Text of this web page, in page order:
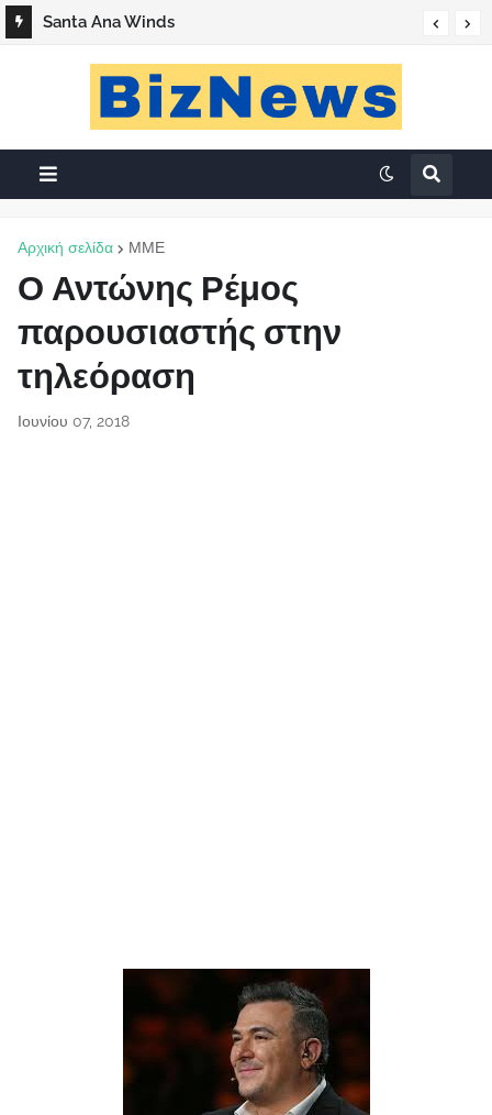
Santa Ana Winds
Αρχική σελίδα ΜΜΕ
Ο Αντώνης Ρέμος
παρουσιαστής στην
τηλεόραση
Ιουνίου 07, 2018